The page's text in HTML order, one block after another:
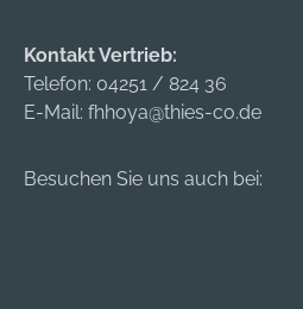
MaterialienKein
notwendigPerfekt
geeignet für
Gewindearbeiten
präzisen
Kontakt Vertrieb:
Telefon: 04251 / 824 36
E-Mail: fhhoya@thies-co.de
Besuchen Sie uns auch bei: